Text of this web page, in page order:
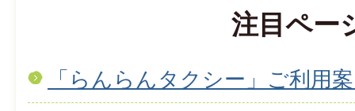
注目ペー
「らんらんタクシー」ご利用